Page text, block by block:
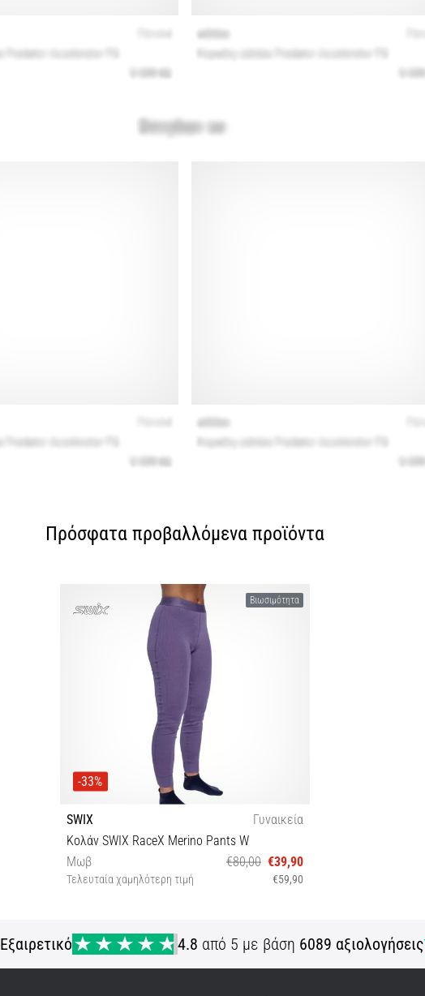
Πρόσφατα προβαλλόμενα προϊόντα
Βιωσιμότητα
-33%
SWIX
Γυναικεία
Κολάν SWIX RaceX Merino Pants W
Μωβ
€80,00 €39,90
Τελευταία χαμηλότερη τιμή €59,90
Εξαιρετικό 4.8 από 5 με βάση 6089 αξιολογήσεις